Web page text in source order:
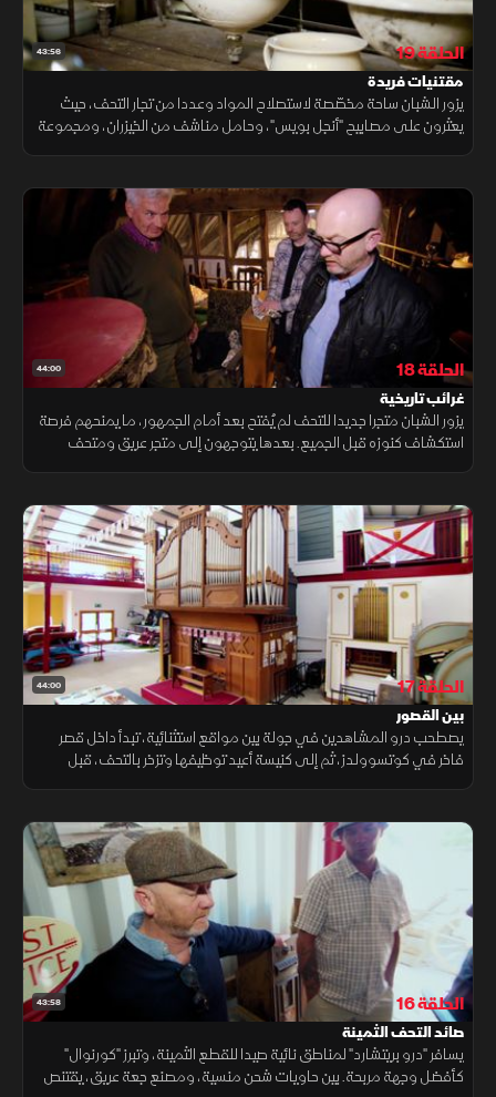
43:56 الحلقة 19
مقتنيات فريدة
يزور الشبان ساحة مخصّصة لاستصلاح المواد وعددا من تجار التحف، حيث
يعثرون على مصابيح "أنجل بويس"، وحامل مناشف من الخيزران، ومجموعة
44:00 الحلقة 18
غرائب تاريخية
يزور الشبان متجرا جديدا للتحف لم يُفتح بعد أمام الجمهور، ما يمنحهم فرصة
استكشاف كنوزه قبل الجميع. بعدها يتوجهون إلى متجر عريق ومتحف
44:00 الحلقة 17
بين القصور
يصطحب درو المشاهدين في جولة بين مواقع استثنائية، تبدأ داخل قصر
فاخر في كوتسوولدز، ثم إلى كنيسة أعيد توظيفها وتزخر بالتحف، قبل
43:58 الحلقة 16
صائد التحف الثمينة
يسافر "درو بريتشارد" لمناطق نائية صيدا للقطع الثمينة، وتبرز "كورنوال"
كأفضل وجهة مربحة. بين حاويات شحن منسية، ومصنع جعة عريق، يقتنص